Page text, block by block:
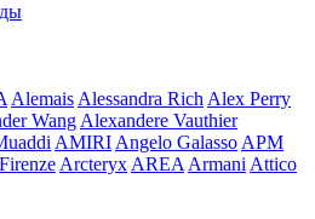
AlemaisAlessandra RichAlex Perry
WangAlexandere Vauthier
AMIRIAngelo GalassoAPM
ArcteryxAREAArmaniAttico